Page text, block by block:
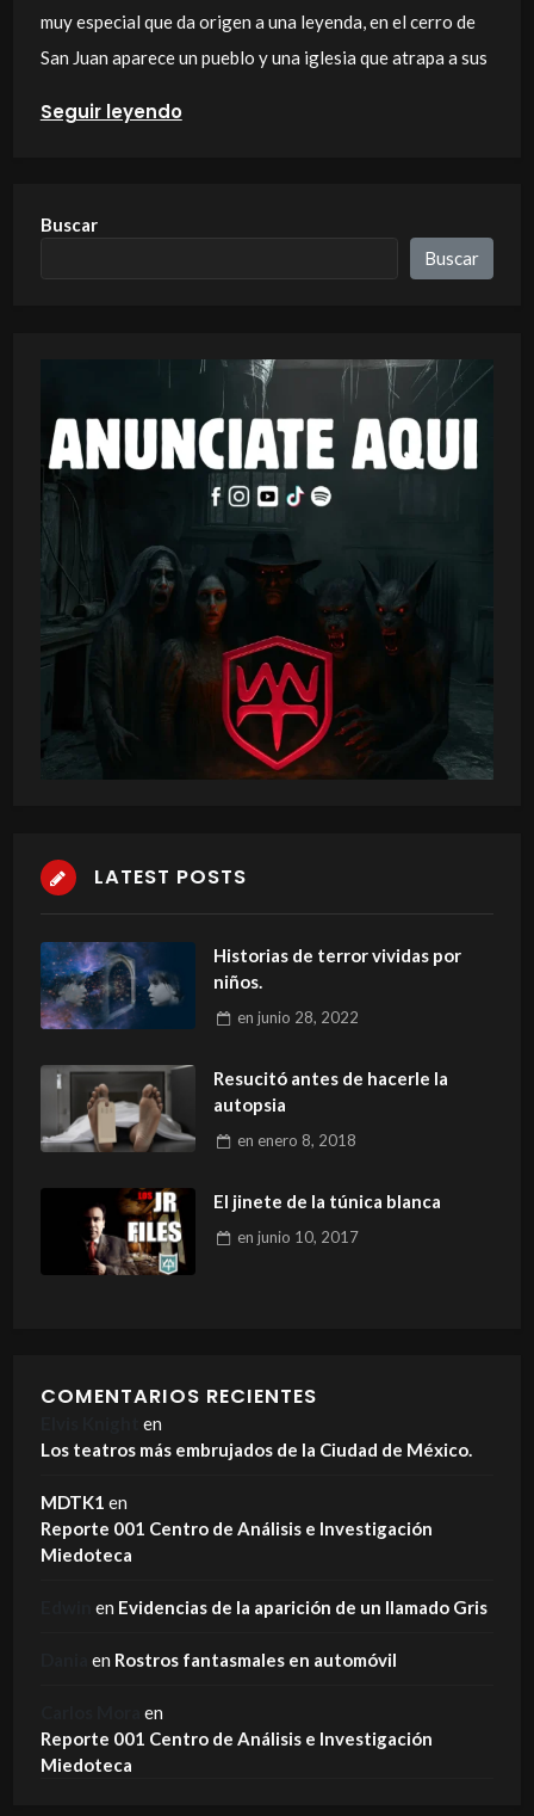
muy especial que da origen a una leyenda, en el cerro de
San Juan aparece un pueblo y una iglesia que atrapa a sus
Seguir leyendo
Buscar
Buscar
LATEST POSTS
Historias de terror vividas por
niños.
en junio 28, 2022
Resucitó antes de hacerle la
autopsia
en enero 8, 2018
El jinete de la túnica blanca
en junio 10, 2017
COMENTARIOS RECIENTES
en
Los teatros más embrujados de la Ciudad de México.
MDTK1 en
Reporte 001 Centro de Análisis e Investigación
Miedoteca
en Evidencias de la aparición de un llamado Gris
en Rostros fantasmales en automóvil
en
Reporte 001 Centro de Análisis e Investigación
Miedoteca